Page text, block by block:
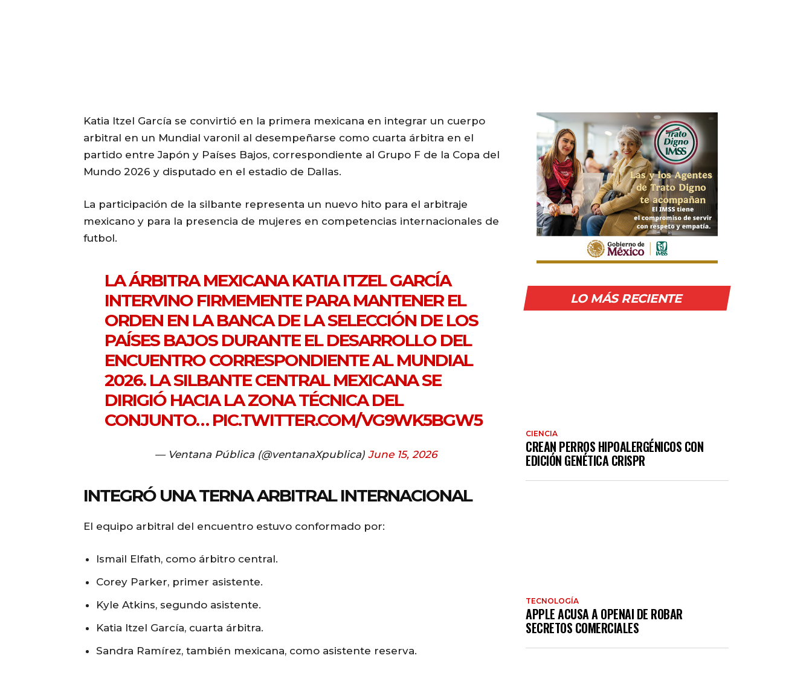
Katia Itzel García se convirtió en la primera mexicana en integrar un cuerpo
arbitral en un Mundial varonil al desempeñarse como cuarta árbitra en el
partido entre Japón y Países Bajos, correspondiente al Grupo F de la Copa del
Mundo 2026 y disputado en el estadio de Dallas.
La participación de la silbante representa un nuevo hito para el arbitraje
mexicano y para la presencia de mujeres en competencias internacionales de
futbol.
LA ÁRBITRA MEXICANA KATIA ITZEL GARCÍA
INTERVINO FIRMEMENTE PARA MANTENER EL
ORDEN EN LA BANCA DE LA SELECCIÓN DE LOS
PAÍSES BAJOS DURANTE EL DESARROLLO DEL
ENCUENTRO CORRESPONDIENTE AL MUNDIAL
2026. LA SILBANTE CENTRAL MEXICANA SE
DIRIGIÓ HACIA LA ZONA TÉCNICA DEL
CONJUNTO… PIC.TWITTER.COM/VG9WK5BGW5
— Ventana Pública (@ventanaXpublica) June 15, 2026
INTEGRÓ UNA TERNA ARBITRAL INTERNACIONAL
El equipo arbitral del encuentro estuvo conformado por:
Ismail Elfath, como árbitro central.
Corey Parker, primer asistente.
Kyle Atkins, segundo asistente.
Katia Itzel García, cuarta árbitra.
Sandra Ramírez, también mexicana, como asistente reserva.
LO MÁS RECIENTE
CIENCIA
CREAN PERROS HIPOALERGÉNICOS CON
EDICIÓN GENÉTICA CRISPR
TECNOLOGÍA
APPLE ACUSA A OPENAI DE ROBAR
SECRETOS COMERCIALES